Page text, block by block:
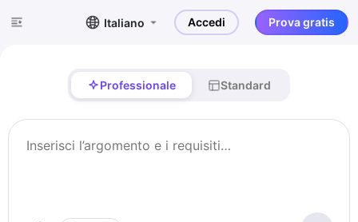
Italiano Accedi Prova gratis
Professionale Standard